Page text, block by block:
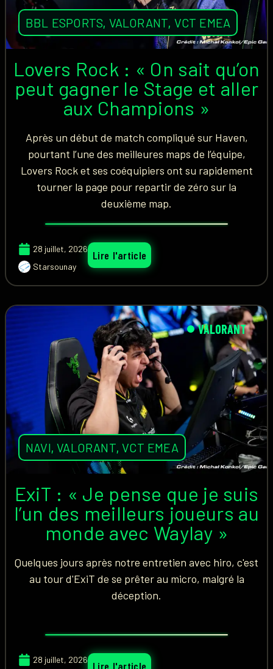
BBL ESPORTS, VALORANT, VCT EMEA
Lovers Rock : « On sait qu’on
peut gagner le Stage et aller
aux Champions »
Après un début de match compliqué sur Haven,
pourtant l’une des meilleures maps de l’équipe,
Lovers Rock et ses coéquipiers ont su rapidement
tourner la page pour repartir de zéro sur la
deuxième map.
28 juillet, 2026
Starsounay
Lire l'article
VALORANT
NAVI,VALORANT,VCT EMEA
ExiT : « Je pense que je suis
l’un des meilleurs joueurs au
monde avec Waylay »
Quelques jours après notre entretien avec hiro, c'est
au tour d'ExiT de se prêter au micro, malgré la
déception.
28 juillet, 2026 Lire l'article